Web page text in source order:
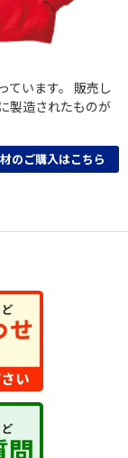
ています。 販売し
製造されたものが
のご購入はこちら